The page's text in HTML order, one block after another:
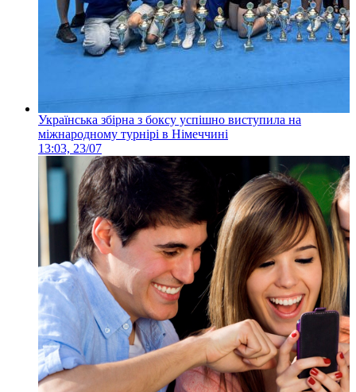
Українська збірна з боксу успішно виступила на
міжнародному турнірі в Німеччині
13:03, 23/07